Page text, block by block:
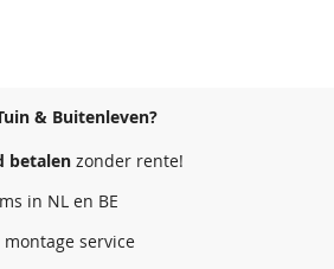
& Buitenleven?
betalen zonder rente!
in NL en BE
service